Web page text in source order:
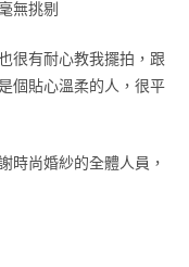
無挑剔
很有耐心教我擺拍，跟
個貼心溫柔的人，很平
時尚婚紗的全體人員，